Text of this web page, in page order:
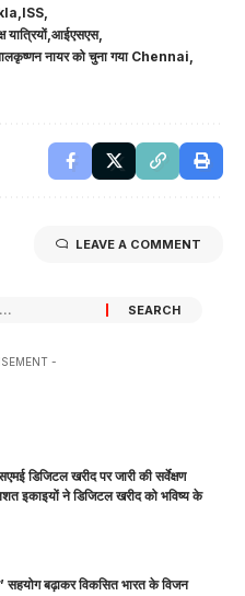
ISS
यात्रियों आईएसएस
नायर को चुना गया Chennai
LEAVE A COMMENT
-
डिजिटल खरीद पर जारी की सर्वेक्षण
इकाइयों ने डिजिटल खरीद को भविष्य के
सहयोग बढ़ाकर विकसित भारत के विजन